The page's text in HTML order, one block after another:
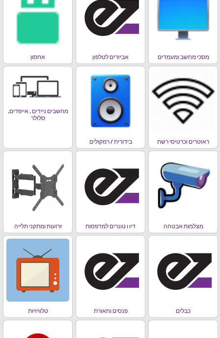
מסכי מחשב ומעמדים אביזרים לטלפון אחסון
ראוטרים וכרטיסי רשת בידורית / רמקולים
מחשבים ניידים , אייפדים,
סלולר
מצלמות אבטחה דיו ו טונרים למדפסות זרועות ומתקני תלייה
כבלים פנסים ותאורת טלוויזיות